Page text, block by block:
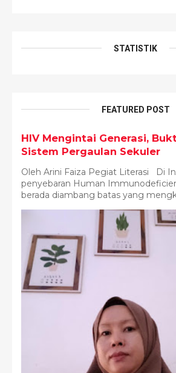
STATISTIK
FEATURED POST
HIV Mengintai Generasi,
Sistem Pergaulan Sekuler
Oleh Arini Faiza Pegiat Literasi Di
penyebaran Human
berada diambang batas yang